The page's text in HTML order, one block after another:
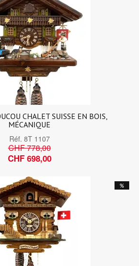
CHALET SUISSE EN BOIS,
MÉCANIQUE
Réf. 8T 1107
CHF 778,00
CHF 698,00
%